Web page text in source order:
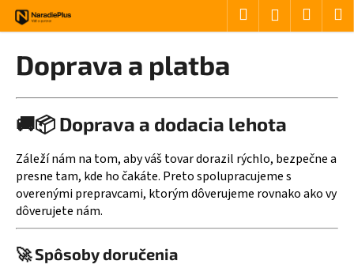
Prejsť na obsah HľadaťPrihlásenie
Doprava a platba
🚚📦 Doprava a dodacia lehota
Záleží nám na tom, aby váš tovar dorazil rýchlo, bezpečne a
presne tam, kde ho čakáte. Preto spolupracujeme s
overenými prepravcami, ktorým dôverujeme rovnako ako vy
dôverujete nám.
🚀 Spôsoby doručenia
Košík
p
o
t
r
e
b
u